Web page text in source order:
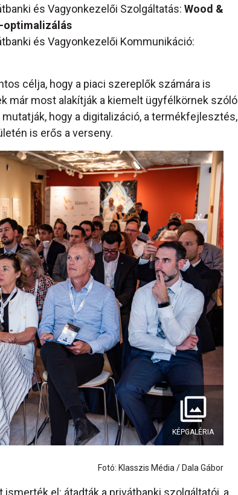
és Vagyonkezelői Szolgáltatás: Wood &
optimalizálás
és Vagyonkezelői Kommunikáció:
célja, hogy a piaci szereplők számára is
már most alakítják a kiemelt ügyfélkörnek szóló
hogy a digitalizáció, a termékfejlesztés,
is erős a verseny.
KÉPGALÉRIA
Fotó: Klasszis Média / Dala Gábor
el: átadták a privátbanki szolgáltatói, a